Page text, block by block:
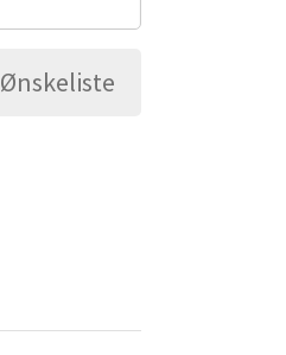
Ønskeliste